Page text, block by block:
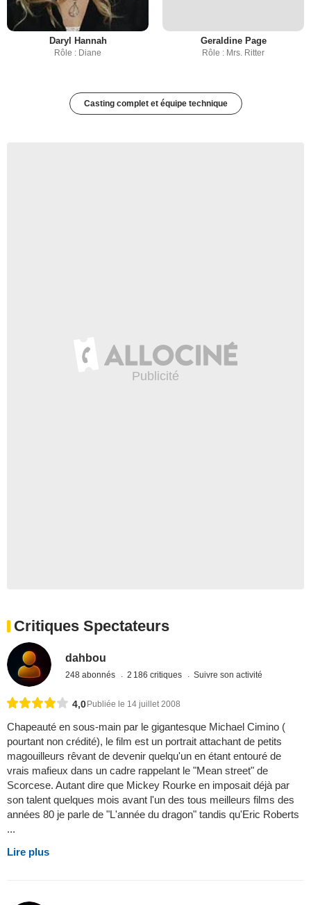
Daryl Hannah
Rôle : Diane
Geraldine Page
Rôle : Mrs. Ritter
Casting complet et équipe technique
Critiques Spectateurs
dahbou
248 abonnés 2 186 critiques Suivre son activité
4,0 Publiée le 14 juillet 2008
Chapeauté en sous-main par le gigantesque Michael Cimino (
pourtant non crédité), le film est un portrait attachant de petits
magouilleurs rêvant de devenir quelqu'un en étant entouré de
vrais mafieux dans un cadre rappelant le "Mean street" de
Scorcese. Autant dire que Mickey Rourke en imposait déjà par
son talent quelques mois avant l'un des tous meilleurs films des
années 80 je parle de "L'année du dragon" tandis qu'Eric Roberts
...
Lire plus